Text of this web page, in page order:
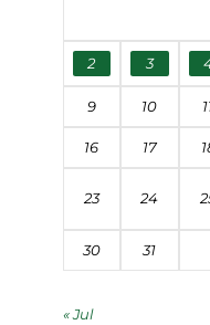
2 3
9 10
16 17
23 24
30 31
« Jul